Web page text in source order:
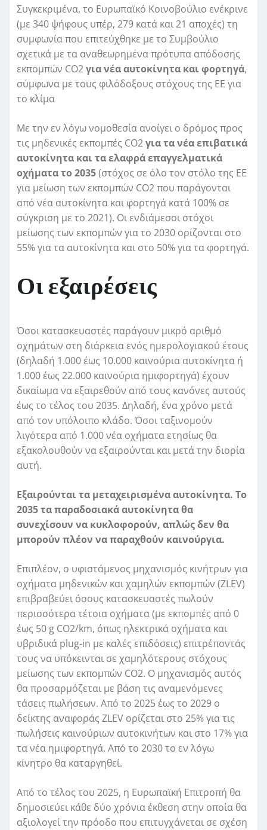
Συγκεκριμένα, το Ευρωπαϊκό Κοινοβούλιο ενέκρινε
(με 340 ψήφους υπέρ, 279 κατά και 21 αποχές) τη
συμφωνία που επιτεύχθηκε με το Συμβούλιο
σχετικά με τα αναθεωρημένα πρότυπα απόδοσης
εκπομπών CO2για νέα αυτοκίνητα και φορτηγά,
σύμφωνα με τους φιλόδοξους στόχους της ΕΕ για
το κλίμα
Με την εν λόγω νομοθεσία ανοίγει ο δρόμος προς
τις μηδενικές εκπομπές CO2για τα νέα επιβατικά
αυτοκίνητα και τα ελαφρά επαγγελματικά
οχήματα το 2035(στόχος σε όλο τον στόλο της ΕΕ
για μείωση των εκπομπών CO2 που παράγονται
από νέα αυτοκίνητα και φορτηγά κατά 100% σε
σύγκριση με το 2021). Οι ενδιάμεσοι στόχοι
μείωσης των εκπομπών για το 2030 ορίζονται στο
55% για τα αυτοκίνητα και στο 50% για τα φορτηγά.
Οι εξαιρέσεις
Όσοι κατασκευαστές παράγουν μικρό αριθμό
οχημάτων στη διάρκεια ενός ημερολογιακού έτους
(δηλαδή 1.000 έως 10.000 καινούρια αυτοκίνητα ή
1.000 έως 22.000 καινούρια ημιφορτηγά) έχουν
δικαίωμα να εξαιρεθούν από τους κανόνες αυτούς
έως το τέλος του 2035. Δηλαδή, ένα χρόνο μετά
από τον υπόλοιπο κλάδο. Όσοι ταξινομούν
λιγότερα από 1.000 νέα οχήματα ετησίως θα
εξακολουθούν να εξαιρούνται και μετά την διορία
αυτή.
Εξαιρούνται τα μεταχειρισμένα αυτοκίνητα. Το
2035 τα παραδοσιακά αυτοκίνητα θα
συνεχίσουν να κυκλοφορούν, απλώς δεν θα
μπορούν πλέον να παραχθούν καινούργια.
Επιπλέον, ο υφιστάμενος μηχανισμός κινήτρων για
οχήματα μηδενικών και χαμηλών εκπομπών (ZLEV)
επιβραβεύει όσους κατασκευαστές πωλούν
περισσότερα τέτοια οχήματα (με εκπομπές από 0
έως 50 g CO2/km, όπως ηλεκτρικά οχήματα και
υβριδικά plug-in με καλές επιδόσεις) επιτρέποντάς
τους να υπόκεινται σε χαμηλότερους στόχους
μείωσης των εκπομπών CO2. Ο μηχανισμός αυτός
θα προσαρμόζεται με βάση τις αναμενόμενες
τάσεις πωλήσεων. Από το 2025 έως το 2029 ο
δείκτης αναφοράς ZLEV ορίζεται στο 25% για τις
πωλήσεις καινούριων αυτοκινήτων και στο 17% για
τα νέα ημιφορτηγά. Από το 2030 το εν λόγω
κίνητρο θα καταργηθεί.
Από το τέλος του 2025, η Ευρωπαϊκή Επιτροπή θα
δημοσιεύει κάθε δύο χρόνια έκθεση στην οποία θα
αξιολογεί την πρόοδο που επιτυγχάνεται σε σχέση